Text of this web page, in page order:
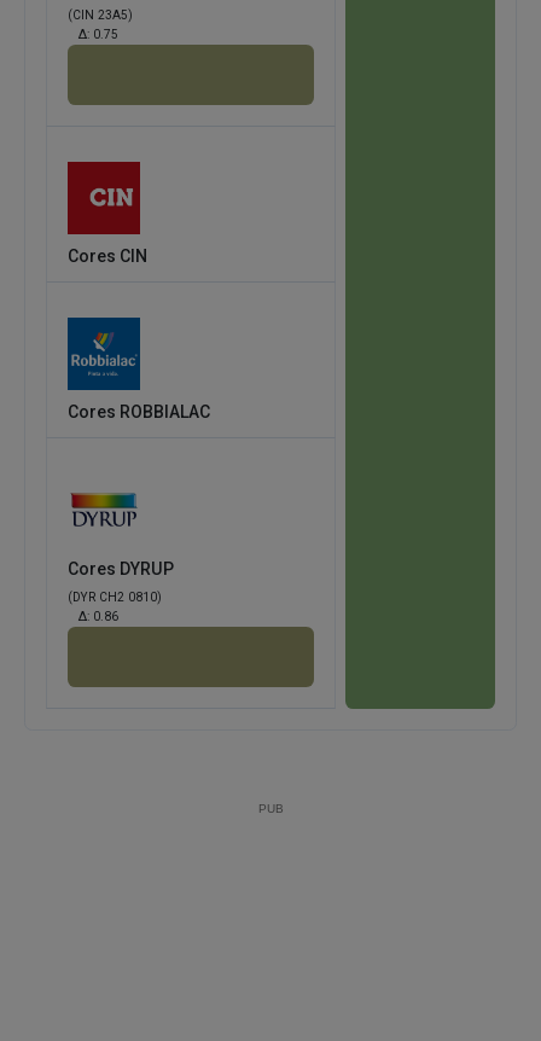
(CIN 23A5)
Δ: 0.75
Cores CIN
Cores ROBBIALAC
Cores DYRUP
(DYR CH2 0810)
Δ: 0.86